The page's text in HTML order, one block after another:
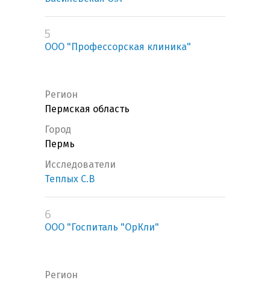
5
ООО "Профессорская клиника"
Регион
Пермская область
Город
Пермь
Исследователи
Теплых С.В
6
ООО "Госпиталь "ОрКли"
Регион